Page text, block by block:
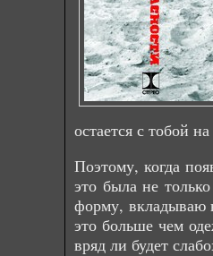
остается с тобой
Поэтому, когда
это была не
форму, вкладываю
это больше чем
вряд ли будет